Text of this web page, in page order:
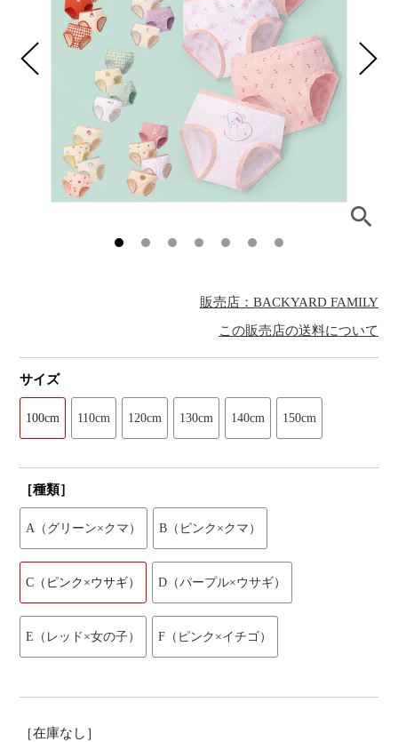
販売店：BACKYARD FAMILY
この販売店の送料について
サイズ
100cm 110cm 120cm 130cm 140cm 150cm
［種類］
A（グリーン×クマ） B（ピンク×クマ）
C（ピンク×ウサギ） D（パープル×ウサギ）
E（レッド×女の子） F（ピンク×イチゴ）
［在庫なし］